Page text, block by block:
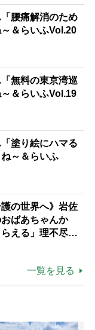
腰痛解消のため
＆らいふVol.20
無料の東京湾巡
＆らいふVol.19
塗り絵にハマる
～＆らいふ
護の世界へ》岩佐
ばあちゃんか
える」理不尽さ
一覧を見る